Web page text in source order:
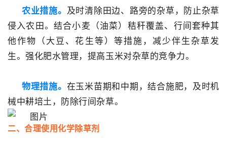
农业措施。 及时清除田边、路旁的杂草，防止杂草
侵入农田。结合小麦（油菜）秸秆覆盖、行间套种其
他作物（大豆、花生等）等措施，减少伴生杂草发
生。强化肥水管理，提高玉米对杂草的竞争力。
物理措施。 在玉米苗期和中期，结合施肥，及时机
械中耕培土，防除行间杂草。
二、合理使用化学除草剂